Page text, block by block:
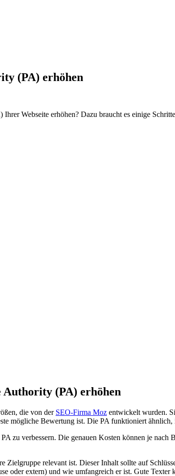
(PA) erhöhen
) Ihrer Webseite erhöhen? Dazu braucht es einige
(PA) erhöhen
die von der SEO-Firma Moz entwickelt wurden.
mögliche Bewertung ist. Die PA funktioniert
zu verbessern. Die genauen Kosten können je nach
relevant ist. Dieser Inhalt sollte auf
oder extern) und wie umfangreich er ist. Gute